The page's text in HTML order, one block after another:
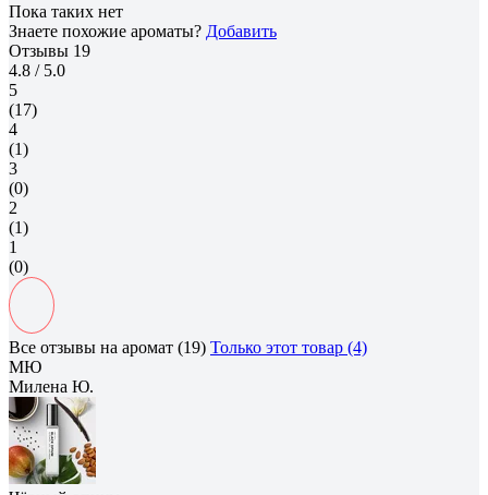
Пока таких нет
Знаете похожие ароматы? Добавить
Отзывы 19
4.8 / 5.0
5
(17)
4
(1)
3
(0)
2
(1)
1
(0)
Все отзывы на аромат (19) Только этот товар (4)
МЮ
Милена Ю.